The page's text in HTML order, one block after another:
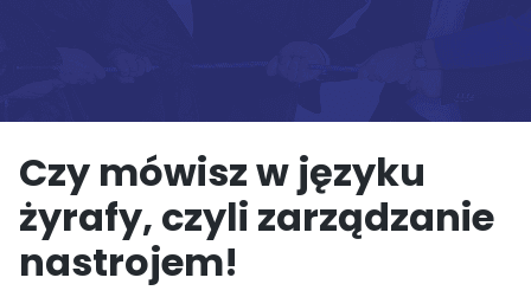
Czy mówisz w języku
żyrafy, czyli zarządzanie
nastrojem!